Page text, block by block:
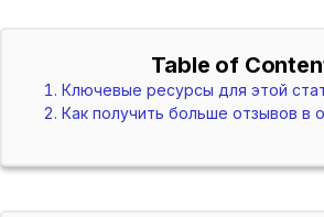
Table of
Ключевые ресурсы для этой
Как получить больше отзывов в